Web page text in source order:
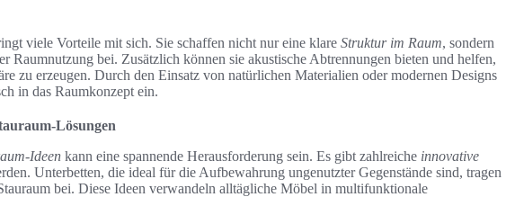
viele Vorteile mit sich. Sie schaffen nicht nur eine klare Struktur im Raum, sondern
Raumnutzung bei. Zusätzlich können sie akustische Abtrennungen bieten und helfen,
zu erzeugen. Durch den Einsatz von natürlichen Materialien oder modernen Designs
in das Raumkonzept ein.
Lösungen
Ideen kann eine spannende Herausforderung sein. Es gibt zahlreiche innovative
Unterbetten, die ideal für die Aufbewahrung ungenutzter Gegenstände sind, tragen
bei. Diese Ideen verwandeln alltägliche Möbel in multifunktionale